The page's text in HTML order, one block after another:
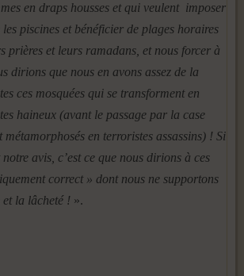
en draps housses et qui veulent imposer
piscines et bénéficier de plages horaires
prières et leurs ramadans, et nous forcer à
dirions que nous en avons assez de la
ces mosquées qui se transforment en
haineux (avant le passage par la case
en terroristes assassins) ! Si
avis, c’est ce que nous dirions à ces
correct » dont nous ne supportons
et la lâcheté ! ».